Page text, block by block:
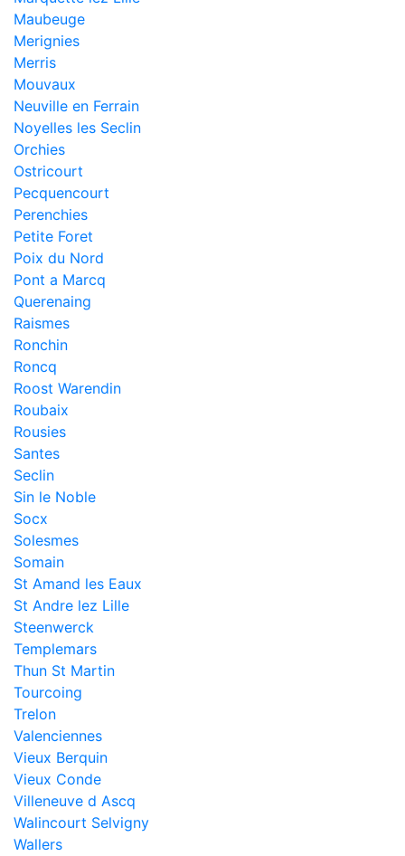
Maubeuge
Merignies
Merris
Mouvaux
Neuville en Ferrain
Noyelles les Seclin
Orchies
Ostricourt
Pecquencourt
Perenchies
Petite Foret
Poix du Nord
Pont a Marcq
Querenaing
Raismes
Ronchin
Roncq
Roost Warendin
Roubaix
Rousies
Santes
Seclin
Sin le Noble
Socx
Solesmes
Somain
St Amand les Eaux
St Andre lez Lille
Steenwerck
Templemars
Thun St Martin
Tourcoing
Trelon
Valenciennes
Vieux Berquin
Vieux Conde
Villeneuve d Ascq
Walincourt Selvigny
Wallers